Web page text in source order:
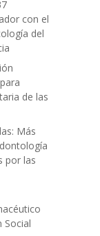
con el
del
de las
Más
por las
Social